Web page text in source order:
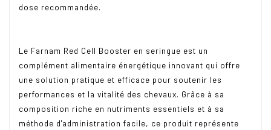
dose recommandée.
Le Farnam Red Cell Booster en seringue est un
complément alimentaire énergétique innovant qui offre
une solution pratique et efficace pour soutenir les
performances et la vitalité des chevaux. Grâce à sa
composition riche en nutriments essentiels et à sa
méthode d'administration facile, ce produit représente